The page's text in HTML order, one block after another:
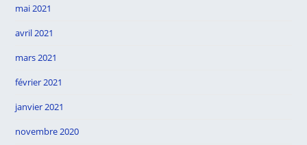
mai 2021
avril 2021
mars 2021
février 2021
janvier 2021
novembre 2020